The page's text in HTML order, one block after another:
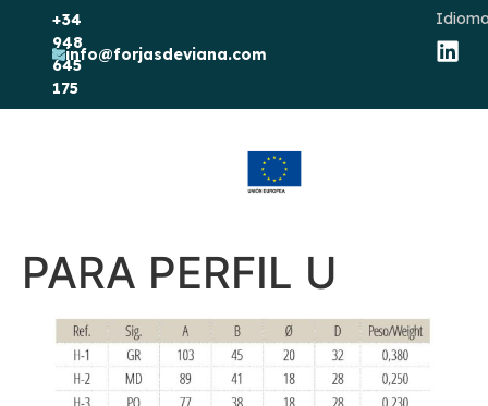
+34
948
645
175
info@forjasdeviana.com
PARA PERFIL U